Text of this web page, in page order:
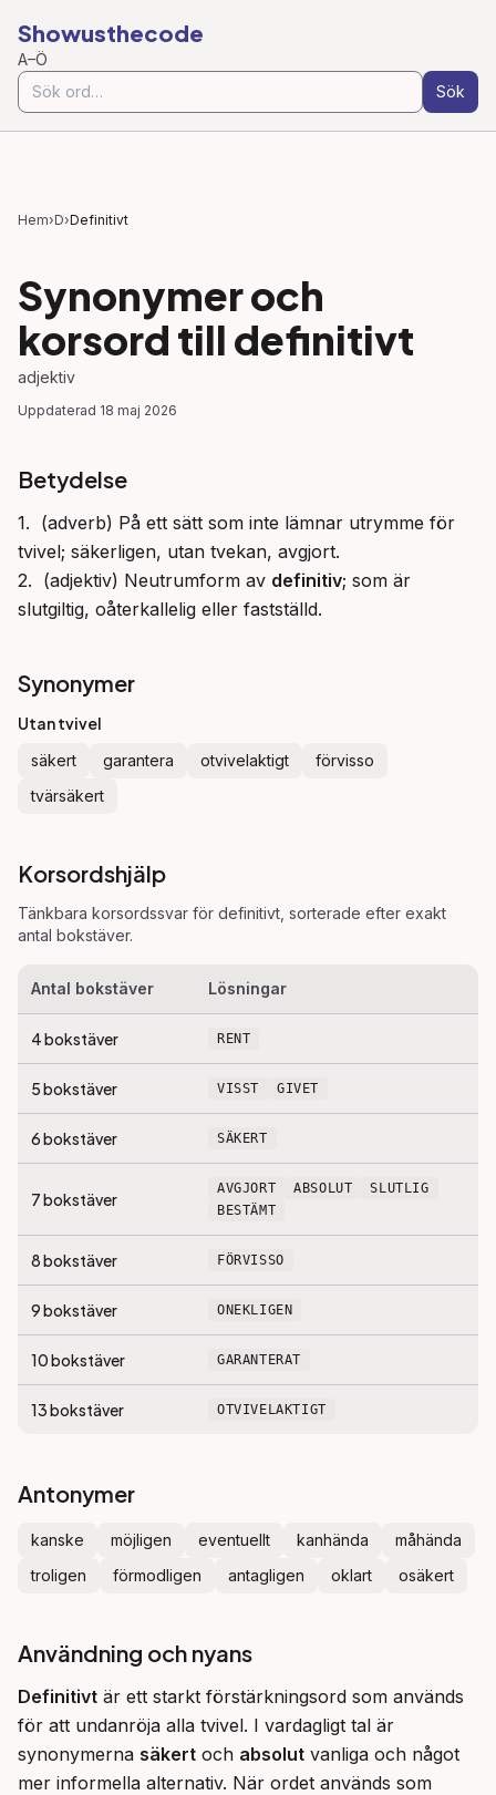
Showusthecode
A–Ö
Sök
Hem›D›Definitivt
Synonymer och
korsord till definitivt
adjektiv
Uppdaterad 18 maj 2026
Betydelse
1.  (adverb) På ett sätt som inte lämnar utrymme för
tvivel; säkerligen, utan tvekan, avgjort.
2.  (adjektiv) Neutrumform av definitiv; som är
slutgiltig, oåterkallelig eller fastställd.
Synonymer
Utan tvivel
säkert garantera otvivelaktigt
förvisso
tvärsäkert
Korsordshjälp
Tänkbara korsordssvar för definitivt , sorterade efter exakt
antal bokstäver.
Antal bokstäver Lösningar
4bokstäver RENT
5bokstäver VISST GIVET
6bokstäver SÄKERT
7bokstäver
AVGJORT ABSOLUT
SLUTLIG
BESTÄMT
8bokstäver FÖRVISSO
9bokstäver ONEKLIGEN
10bokstäver GARANTERAT
13bokstäver OTVIVELAKTIGT
Antonymer
kanske möjligen eventuellt kanhända
måhända
troligen
förmodligen antagligen oklart osäkert
Användning och nyans
Definitivt är ett starkt förstärkningsord som används
för att undanröja alla tvivel. I vardagligt tal är
synonymerna säkert och absolut vanliga och något
mer informella alternativ. När ordet används som